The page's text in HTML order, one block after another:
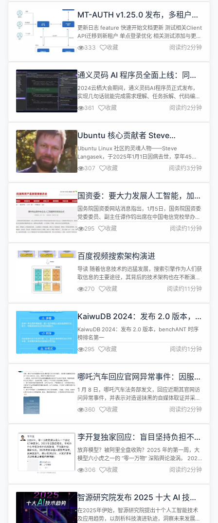
MT-AUTH v1.25.0 发布，多租户权
限系统
更新日志 feature 快速开始文档更新 测试相关Client
API迁移到新租户 单点登录优化 相关测试添加与更新
CORS优化 CSRF优化 log client ip优化 API支持静
态文件 bugfix app测试时输入不会保存 client相关
bugfix SSO相关bugfix API相关bugfix 更多详情
333 收藏 阅读约2分钟
通义灵码 AI 程序员全面上线：同时
支持 VS Code、JetBrains IDEs
2024云栖大会期间，通义灵码AI程序员正式发布，
实现几句话就能完成需求理解、任务拆解、代码编
写、修改BUG、测试等开发任务，最快几分钟可从0
到1完成应用开发，提升数十倍开发效率。 此次升级
后的通义灵码AI程序员作为全球首个同时支持VS
过对话协作的方式辅助开发者完成复杂的编码任务。
在能力升级...
361 收藏 阅读约2分钟
Ubuntu 核心贡献者 Steve
Langasek 去世
Ubuntu Linux 社区的灵魂人物——Steve
Langasek，于2025年1月1日因病去世，享年45
岁。 无论你是否听过Langasek的名字，如果你曾使
用过Ubuntu或Debian，那么你已经从他的贡献中获
益了。 Langasek的开源之路始于1996年。当时他接
年找到了自己的归...
307 收藏 阅读约3分钟
国资委：要大力发展人工智能，加快
建立适应人工智能发展的体制机制
国务院国资委网站消息指出，1月5日，国务院国资委
党委委员、副主任谭作钧出席在中国电信党校举办的
中央企业人工智能特训班结业式，指出要深入学习贯
彻习近平总书记重要指示精神和党中央、国务院决策
部署，大力发展人工智能，推动中央企业高质量发
抱人工智能浪潮，强化人工智能思维，把握人工智能
发展规律，努力成为人工智能发展的探索...
295 收藏 阅读约1分钟
百度视频搜索架构演进
导读 随着信息技术的迅猛发展，搜索引擎作为人们获
取信息的主要途径，其背后的技术架构也在不断演
进。本文详细阐述了近年来视频搜索排序框架的重大
变革，特别是在大模型技术需求驱动下，如何从传统
的多阶段级联框架逐步演变为更加高效、灵活的端到
框架为多阶段级联框架，分为召回，粗排，精排几个
阶段。在每个阶段中，系统会基于相...
270 收藏 阅读约11分钟
KaiwuDB 2024：发布 2.0 版本，
benchANT 时序榜排名第一
KaiwuDB 2024：发布 2.0 版本，benchANT 时序
榜排名第一
295 收藏 阅读约1分钟
哪吒汽车回应官网异常事件：因服务
器配置升级过程中出现技术故障
1 月 8 日，哪吒汽车法务部发文，回应近期其官网访
问异常事件，并表示对造谣抹黑的自媒体取证并采取
法律手段。 文中，哪吒汽车正面回应了官方异常事
件。其解释，此次官网异常系因服务器配置升级过程
中出现技术故障，导致网站暂时无法正常运行，并且
访问。 哪吒汽车称，近期部分自媒体借哪吒官网异常
事件，发布不实言论，并...
360 收藏 阅读约2分钟
李开复独家回应：盲目坚持负担不起
的东西，并不是健康的选择
放弃模型？被阿里全盘收购？2025 年的第一周，大
模型六小虎之一的 “零一万物” 深陷舆论漩涡。 2025
年 1 月 7 日，“智能涌现” 与漩涡中心的零一万物创始
人李开复，进行了一场对谈。 这位 “最资深的 AI 创
业者”，回应了近日零一万物的人员变动和业务拆
转型是创业之必然。今年是商业化的决胜之年，零一
万...
306 收藏 阅读约2分钟
智源研究院发布 2025 十大 AI 技术
趋势
在2025年伊始，智源研究院提出十个人工智能技术
及应用趋势，以剖析科技演进轨迹，洞察未来发展方